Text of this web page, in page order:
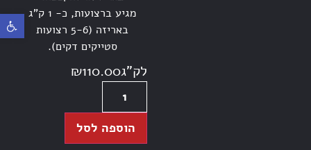
פתח
מגיע ברצועות, כ- 1 ק”ג
באריזה (5-6 רצועות
סטייקים דקים).
לק"ג ₪110.00
הוספה לסל